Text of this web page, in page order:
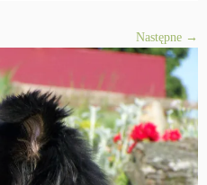
Następne →